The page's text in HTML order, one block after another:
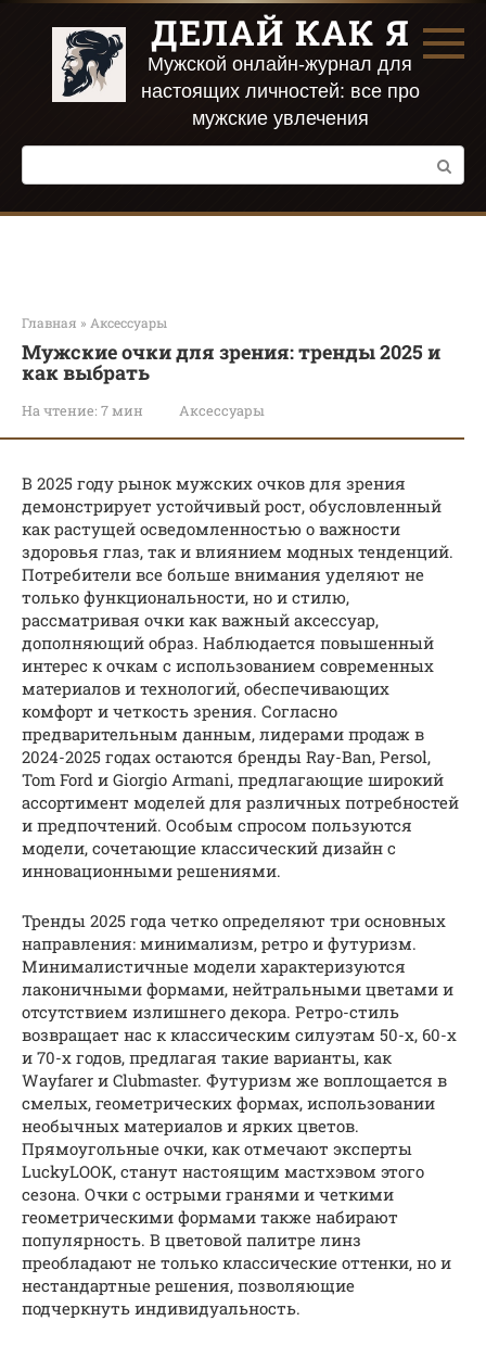
Перейти
контенту
ДЕЛАЙ КАК Я
Мужской онлайн-журнал для
настоящих личностей: все про
мужские увлечения
Поиск:
Главная » Аксессуары
Мужские очки для зрения: тренды 2025 и
как выбрать
На чтение: 7 мин Аксессуары
В 2025 году рынок мужских очков для зрения
демонстрирует устойчивый рост, обусловленный
как растущей осведомленностью о важности
здоровья глаз, так и влиянием модных тенденций.
Потребители все больше внимания уделяют не
только функциональности, но и стилю,
рассматривая очки как важный аксессуар,
дополняющий образ. Наблюдается повышенный
интерес к очкам с использованием современных
материалов и технологий, обеспечивающих
комфорт и четкость зрения. Согласно
предварительным данным, лидерами продаж в
2024-2025 годах остаются бренды Ray-Ban, Persol,
Tom Ford и Giorgio Armani, предлагающие широкий
ассортимент моделей для различных потребностей
и предпочтений. Особым спросом пользуются
модели, сочетающие классический дизайн с
инновационными решениями.
Тренды 2025 года четко определяют три основных
направления: минимализм, ретро и футуризм.
Минималистичные модели характеризуются
лаконичными формами, нейтральными цветами и
отсутствием излишнего декора. Ретро-стиль
возвращает нас к классическим силуэтам 50-х, 60-х
и 70-х годов, предлагая такие варианты, как
Wayfarer и Clubmaster. Футуризм же воплощается в
смелых, геометрических формах, использовании
необычных материалов и ярких цветов.
Прямоугольные очки, как отмечают эксперты
LuckyLOOK, станут настоящим мастхэвом этого
сезона. Очки с острыми гранями и четкими
геометрическими формами также набирают
популярность. В цветовой палитре линз
преобладают не только классические оттенки, но и
нестандартные решения, позволяющие
подчеркнуть индивидуальность.